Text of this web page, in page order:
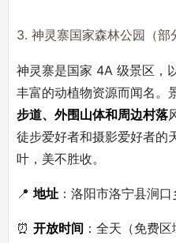
3. 神灵寨国家森林公园（部
神灵寨是国家 4A 级景区，
丰富的动植物资源而闻名。
步道、外围山体和周边村落
徒步爱好者和摄影爱好者的
叶，美不胜收。
📍 地址 ：洛阳市洛宁县涧口
⏰ 开放时间 ：全天（免费区